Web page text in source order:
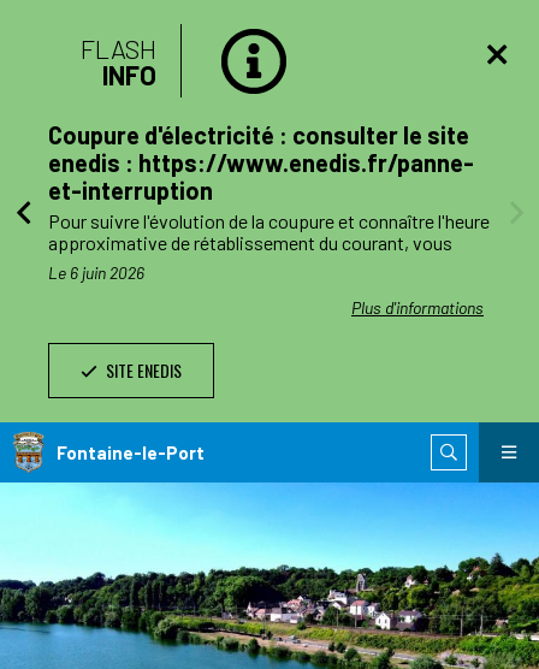
le
est
FLASH
INFO
Coupure d'électricité : consulter le site
enedis : https://www.enedis.fr/panne-
et-interruption
Plus d'informations
Pour suivre l'évolution de la coupure et connaître l'heure
approximative de rétablissement du courant, vous
pouvez consulter le site enedis.fr/panne-et-
interruption ou télécharger l'application Enedis à mes
côtés. Toutefois l'alimentation pourra être rétablie à
Le jour des travaux, si vous avez besoin d’information
complémentaire, vous pourrez nous joindre au numéro
Le 6 juin 2026
SITE ENEDIS
Fontaine-le-Port